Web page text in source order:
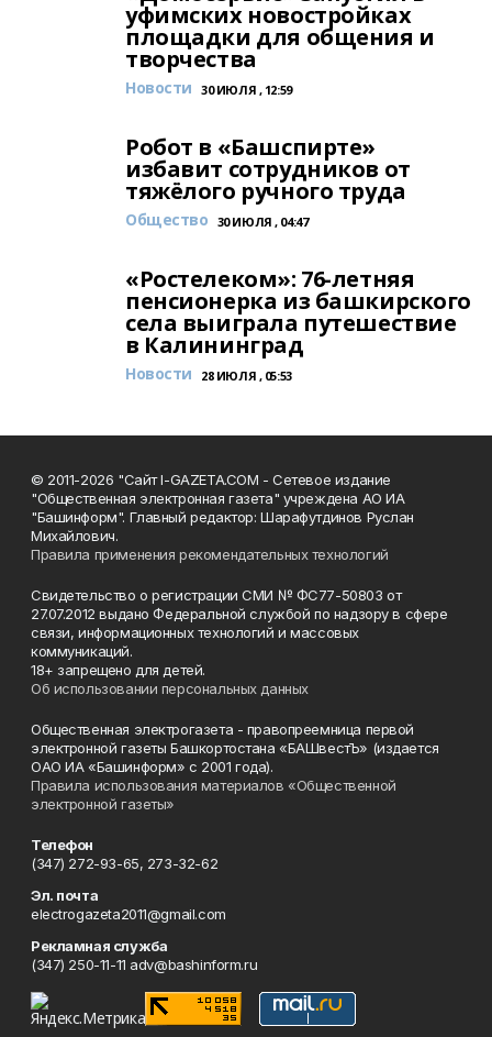
уфимских новостройках
площадки для общения и
творчества
Новости 30 ИЮЛЯ , 12:59
Робот в «Башспирте»
избавит сотрудников от
тяжёлого ручного труда
Общество 30 ИЮЛЯ , 04:47
«Ростелеком»: 76-летняя
пенсионерка из башкирского
села выиграла путешествие
в Калининград
Новости 28 ИЮЛЯ , 05:53
© 2011-2026 "Сайт I-GAZETA.COM - Сетевое издание
"Общественная электронная газета" учреждена АО ИА
"Башинформ". Главный редактор: Шарафутдинов Руслан
Михайлович.
Правила применения рекомендательных технологий
Свидетельство о регистрации СМИ № ФС77-50803 от
27.07.2012 выдано Федеральной службой по надзору в сфере
связи, информационных технологий и массовых
коммуникаций.
18+ запрещено для детей.
Об использовании персональных данных
Общественная электрогазета - правопреемница первой
электронной газеты Башкортостана «БАШвестЪ» (издается
ОАО ИА «Башинформ» с 2001 года).
Правила использования материалов «Общественной
электронной газеты»
Телефон
(347) 272-93-65, 273-32-62
Эл. почта
electrogazeta2011@gmail.com
Рекламная служба
(347) 250-11-11 adv@bashinform.ru